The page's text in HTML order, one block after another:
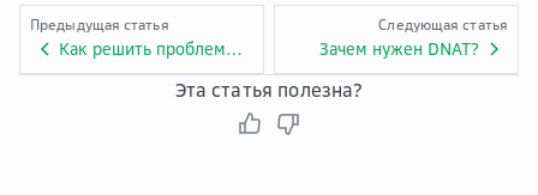
Предыдущая статья
Как решить проблемы с потерей пакетов или сбоем соединения при использовании NAT-шлюза?
Следующая статья
Зачем нужен DNAT?
Эта статья полезна?